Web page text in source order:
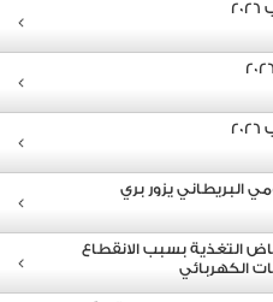
البريطاني يزور بري
التغذية بسبب الانقطاع
الكهربائي